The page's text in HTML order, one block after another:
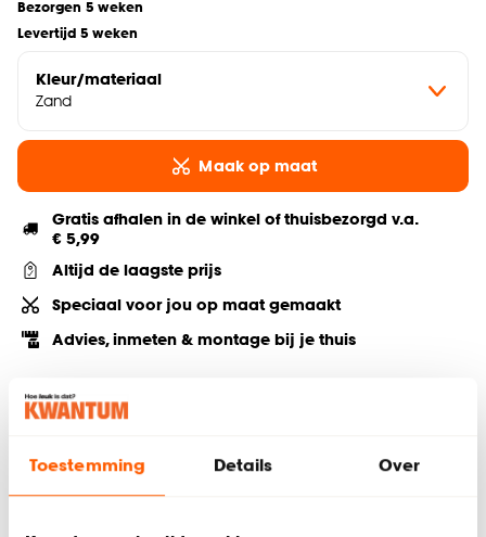
Toestemming Details Over
Bezorgen 5 weken
Levertijd 5 weken
Kleur/materiaal
Zand
Maak op maat
Gratis afhalen in de winkel of thuisbezorgd v.a.
€ 5,99
Altijd de laagste prijs
Speciaal voor jou op maat gemaakt
Advies, inmeten & montage bij je thuis